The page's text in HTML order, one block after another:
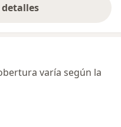
la dirección
varía según la